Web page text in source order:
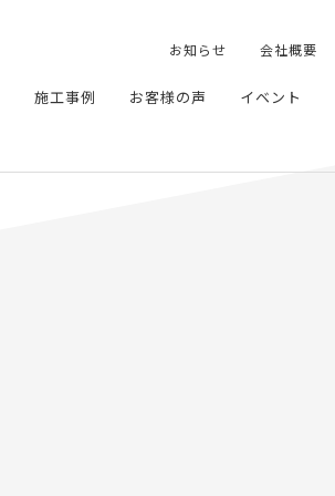
お知らせ 会社概要
施工事例 お客様の声 イベント